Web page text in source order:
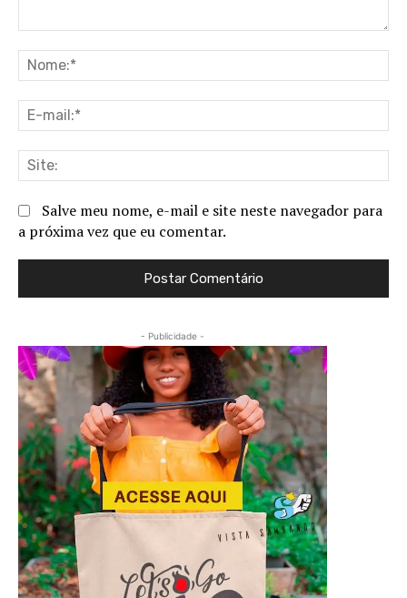
Salve meu nome, e-mail e site neste navegador para
a próxima vez que eu comentar.
- Publicidade -